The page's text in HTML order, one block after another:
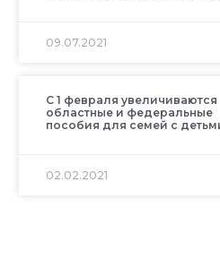
09.07.2021
С 1 февраля увеличиваются
областные и федеральные
пособия для семей с
02.02.2021